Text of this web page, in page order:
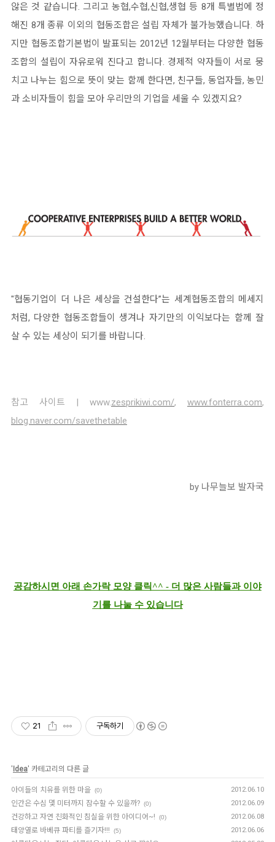
않은 것 같습니다. 그리고 농협,수협,신협,생협 등 8개 특별법에 정
해진 8개 종류 이외의 협동조합은 설립 자체가 불가능했습니다. 하
지만 협동조합기본법이 발표되는 2012년 12월부터는 다양한 협동
조합의 설립이 자유로워 진다고 합니다. 경제적 약자들이 서로 뭉
치고 나누는 힘으로 뜻이 맞는 함께 한다면, 친구들, 동업자들, 농민
과 소비자들이 힘을 모아 우리만의 기업을 세울 수 있겠지요?
"협동기업이 더 나은 세상을 건설한다”는 세계협동조합의 메세지
처럼, 다양한 협동조합들이 생겨나 자기만의 이익보다는 함께 잘
살 수 있는 세상이 되기를 바랍니다.
참고 사이트 | www.zesprikiwi.com/, www.fonterra.com,
blog.naver.com/savethetable
by 나무늘보 발자국
공감하시면 아래 손가락 모양 클릭^^ - 더 많은 사람들과 이야
기를 나눌 수 있습니다
21 구독하기
' Idea' 카테고리의 다른 글
아이들의 치유를 위한 마을 (0) 2012.06.10
인간은 수심 몇 미터까지 잠수할 수 있을까? (0) 2012.06.09
건강하고 자연 친화적인 침실을 위한 아이디어~! (0) 2012.06.08
태양열로 바베큐 파티를 즐기자!!! (5) 2012.06.06